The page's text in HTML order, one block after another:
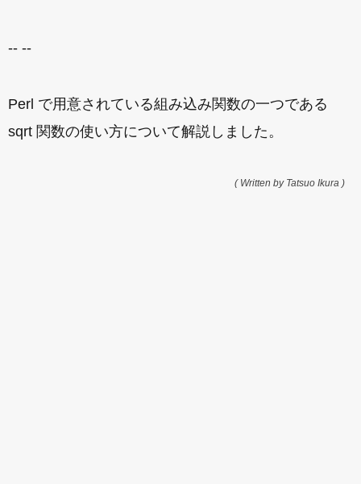
-- --
Perl で用意されている組み込み関数の一つである
sqrt 関数の使い方について解説しました。
( Written by Tatsuo Ikura )